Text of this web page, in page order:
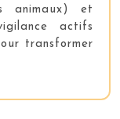
animaux) et
actifs
transformer